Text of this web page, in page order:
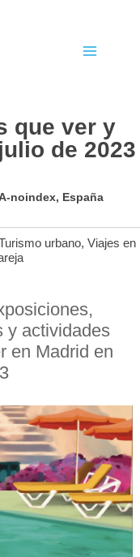
que ver y
de 2023
noindex, España
urbano, Viajes en
y actividades
en Madrid en